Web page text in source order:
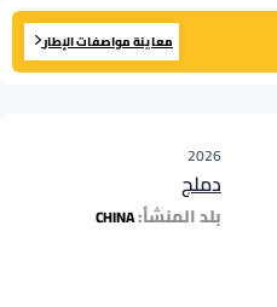
معاينة مواصفات الإطار
2026
دملج
بلد المنشأ:CHINA